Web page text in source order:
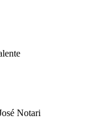
Notari